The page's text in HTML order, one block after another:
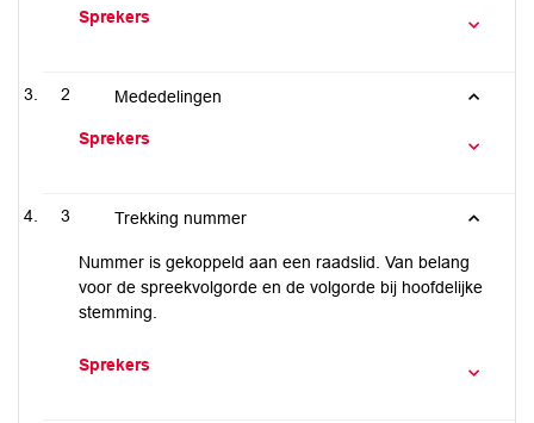
Sprekers
2 Mededelingen
Sprekers
3 Trekking nummer
Nummer is gekoppeld aan een raadslid. Van belang
voor de spreekvolgorde en de volgorde bij hoofdelijke
stemming.
Sprekers